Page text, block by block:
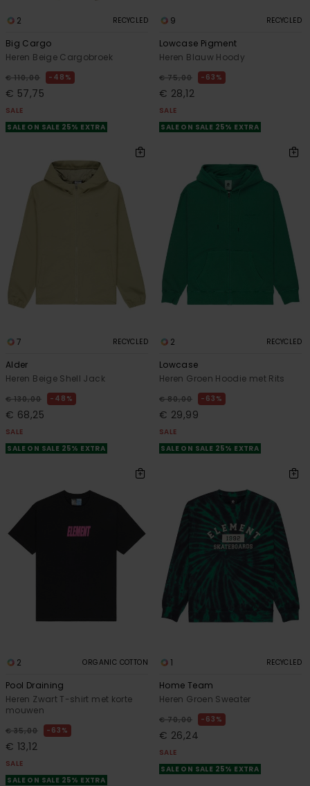
2 RECYCLED
Big Cargo
Heren Beige Cargobroek
€ 110,00 48%
€ 57,75
SALE
SALE ON SALE 25% EXTRA
9 RECYCLED
Lowcase Pigment
Heren Blauw Hoody
€ 75,00 63%
€ 28,12
SALE
SALE ON SALE 25% EXTRA
7 RECYCLED
Alder
Heren Beige Shell Jack
€ 130,00 48%
€ 68,25
SALE
SALE ON SALE 25% EXTRA
2 RECYCLED
Lowcase
Heren Groen Hoodie met Rits
€ 80,00 63%
€ 29,99
SALE
SALE ON SALE 25% EXTRA
2 ORGANIC COTTON
Pool Draining
Heren Zwart T-shirt met korte
mouwen
€ 35,00 63%
€ 13,12
SALE
SALE ON SALE 25% EXTRA
1 RECYCLED
Home Team
Heren Groen Sweater
€ 70,00 63%
€ 26,24
SALE
SALE ON SALE 25% EXTRA